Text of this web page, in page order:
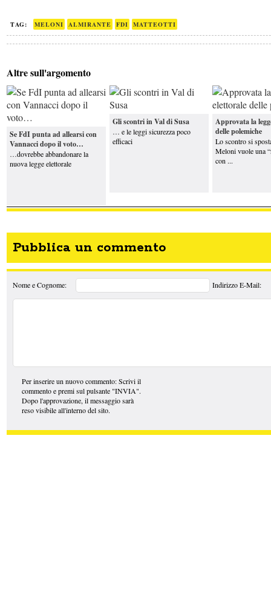
TAG: MELONI ALMIRANTE FDI MATTEOTTI
Altre sull'argomento
Se FdI punta ad allearsi con
Vannacci dopo il voto…
…dovrebbe abbandonare la
nuova legge elettorale
Gli scontri in Val di Susa
… e le leggi sicurezza poco
efficaci
Approvata la
delle polemiche
Lo scontro si
Meloni vuole una
con ...
Pubblica un commento
Nome e Cognome: Indirizzo E-Mail:
Per inserire un nuovo commento: Scrivi il
commento e premi sul pulsante "INVIA".
Dopo l'approvazione, il messaggio sarà
reso visibile all'interno del sito.